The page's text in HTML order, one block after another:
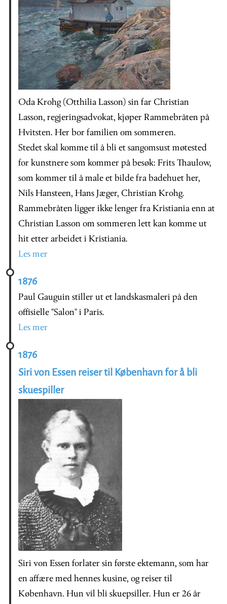
Oda Krohg (Otthilia Lasson) sin far Christian
Lasson, regjeringsadvokat, kjøper Rammebråten på
Hvitsten. Her bor familien om sommeren.
Stedet skal komme til å bli et sangomsust møtested
for kunstnere som kommer på besøk: Frits Thaulow,
som kommer til å male et bilde fra badehuet her,
Nils Hansteen, Hans Jæger, Christian Krohg.
Rammebråten ligger ikke lenger fra Kristiania enn at
Christian Lasson om sommeren lett kan komme ut
hit etter arbeidet i Kristiania.
Les mer
1876
Paul Gauguin stiller ut et landskasmaleri på den
offisielle "Salon" i Paris.
Les mer
1876
Siri von Essen reiser til København for å bli
skuespiller
Siri von Essen forlater sin første ektemann, som har
en affære med hennes kusine, og reiser til
København. Hun vil bli skuepsiller. Hun er 26 år